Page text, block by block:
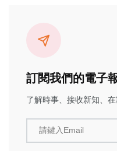
訂閱我們的電子
了解時事、接收新知、
請鍵入Email